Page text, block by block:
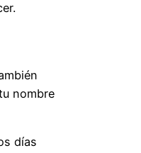
nombre
días